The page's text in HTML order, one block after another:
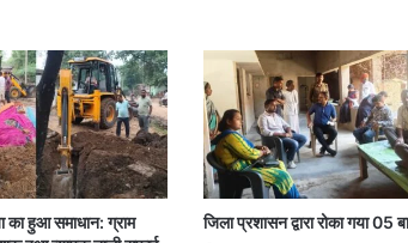
या
न
ग
र
पा
लि
के
का हुआ समाधान: ग्राम
जिला प्रशासन द्वारा रोका गया 05